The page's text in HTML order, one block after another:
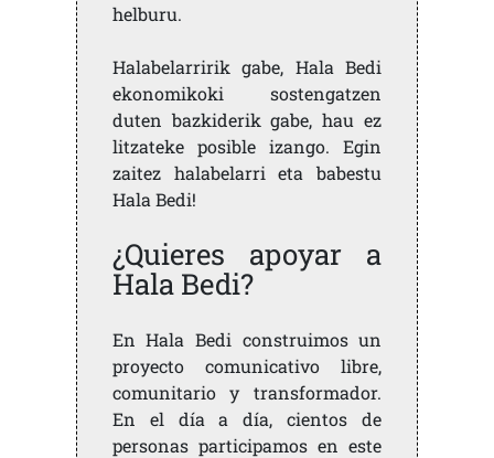
helburu.
Halabelarririk gabe, Hala Bedi
ekonomikoki sostengatzen
duten bazkiderik gabe, hau ez
litzateke posible izango. Egin
zaitez halabelarri eta babestu
Hala Bedi!
¿Quieres apoyar a
Hala Bedi?
En Hala Bedi construimos un
proyecto comunicativo libre,
comunitario y transformador.
En el día a día, cientos de
personas participamos en este